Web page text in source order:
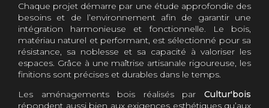
Chaque projet démarre par une étude approfondie des
besoins et de l’environnement afin de garantir une
intégration harmonieuse et fonctionnelle. Le bois,
matériau naturel et performant, est sélectionné pour sa
résistance, sa noblesse et sa capacité à valoriser les
espaces. Grâce à une maîtrise artisanale rigoureuse, les
finitions sont précises et durables dans le temps.
Les aménagements bois réalisés par Cultur'bois
répondent aussi bien aux exigences esthétiques qu’aux